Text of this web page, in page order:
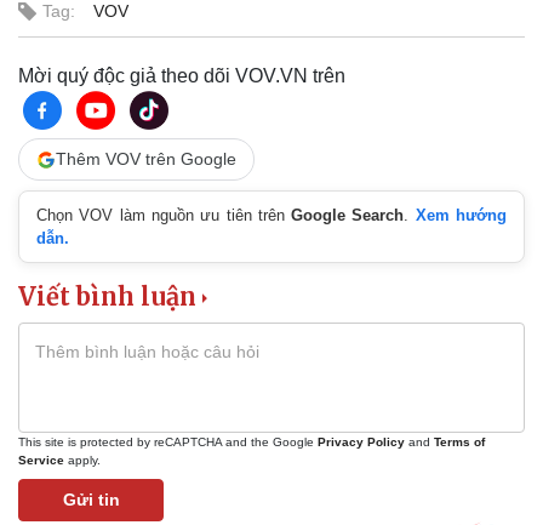
Quan sát
Cuộc sống đó đây
Video
Tag: VOV
Mời quý độc giả theo dõi VOV.VN trên
Thêm VOV trên Google
Chọn VOV làm nguồn ưu tiên trênGoogle Search. Xem hướng
dẫn.
Viết bình luận
This site is protected by reCAPTCHA and the Google Privacy Policy and Terms of
Service apply.
Gửi tin